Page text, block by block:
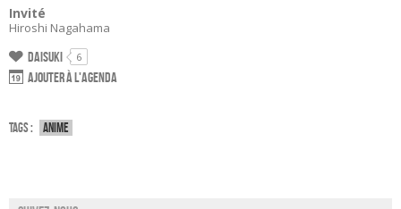
Invité
Hiroshi Nagahama
Daisuki 6
Ajouter à l'agenda
Tags : Anime